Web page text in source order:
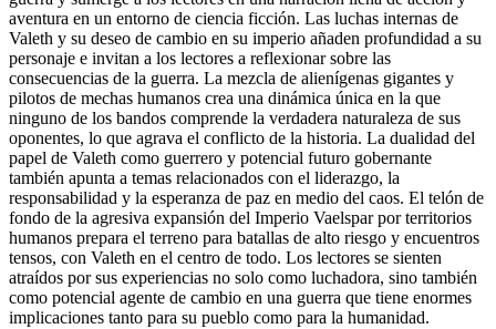
aventura en un entorno de ciencia ficción. Las luchas internas de
Valeth y su deseo de cambio en su imperio añaden profundidad a su
personaje e invitan a los lectores a reflexionar sobre las
consecuencias de la guerra. La mezcla de alienígenas gigantes y
pilotos de mechas humanos crea una dinámica única en la que
ninguno de los bandos comprende la verdadera naturaleza de sus
oponentes, lo que agrava el conflicto de la historia. La dualidad del
papel de Valeth como guerrero y potencial futuro gobernante
también apunta a temas relacionados con el liderazgo, la
responsabilidad y la esperanza de paz en medio del caos. El telón de
fondo de la agresiva expansión del Imperio Vaelspar por territorios
humanos prepara el terreno para batallas de alto riesgo y encuentros
tensos, con Valeth en el centro de todo. Los lectores se sienten
atraídos por sus experiencias no solo como luchadora, sino también
como potencial agente de cambio en una guerra que tiene enormes
implicaciones tanto para su pueblo como para la humanidad.